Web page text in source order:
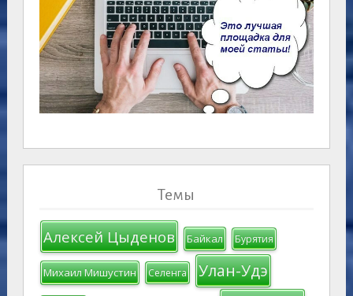
Темы
Алексей Цыденов Байкал Бурятия
Михаил Мишустин Селенга Улан-Удэ